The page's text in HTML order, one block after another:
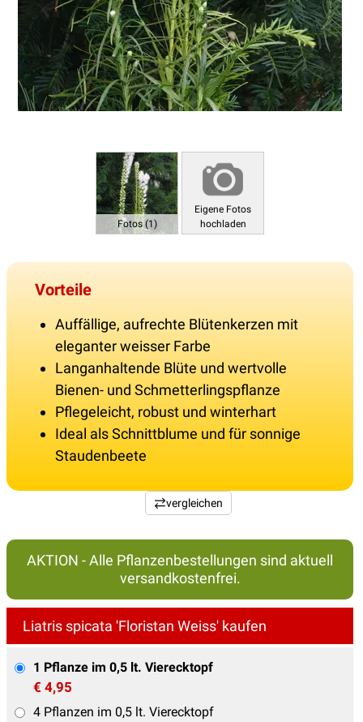
Fotos (1)
Eigene Fotos
hochladen
Vorteile
Auffällige, aufrechte Blütenkerzen mit
eleganter weisser Farbe
Langanhaltende Blüte und wertvolle
Bienen- und Schmetterlingspflanze
Pflegeleicht, robust und winterhart
Ideal als Schnittblume und für sonnige
Staudenbeete
vergleichen
AKTION - Alle Pflanzenbestellungen sind aktuell
versandkostenfrei.
Liatris spicata 'Floristan Weiss' kaufen
1 Pflanze im 0,5 lt. Vierecktopf
€ 4,95
4 Pflanzen im 0,5 lt. Vierecktopf